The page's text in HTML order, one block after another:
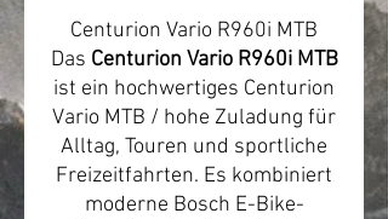
Centurion Vario R960i MTB
Das Centurion Vario R960i MTB
ist ein hochwertiges Centurion
Vario MTB / hohe Zuladung für
Alltag, Touren und sportliche
Freizeitfahrten. Es kombiniert
moderne Bosch E-Bike-